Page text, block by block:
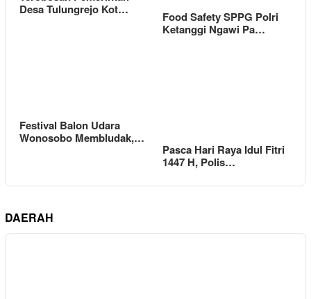
Desa Tulungrejo Kot…
Food Safety SPPG Polri
Ketanggi Ngawi Pa…
Festival Balon Udara
Wonosobo Membludak,…
Pasca Hari Raya Idul Fitri
1447 H, Polis…
DAERAH